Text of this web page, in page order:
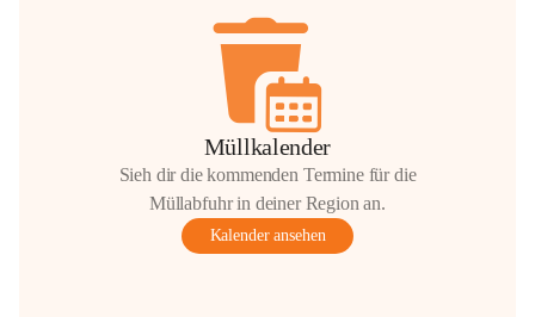
Müllkalender
Sieh dir die kommenden Termine für die
Müllabfuhr in deiner Region an.
Kalender ansehen